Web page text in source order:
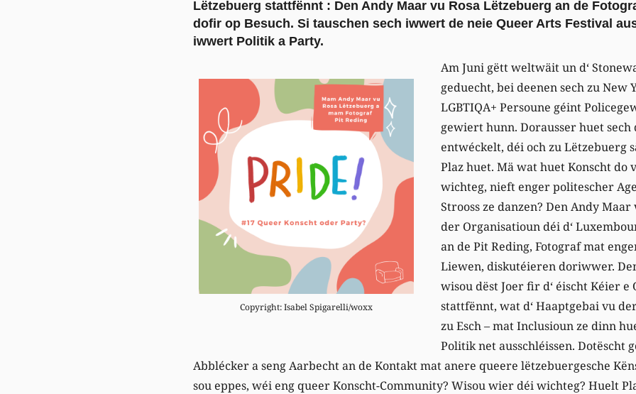
Lëtzebuerg stattfënnt : Den Andy Maar vu Rosa Lëtzebuerg an de
dofir op Besuch. Si tauschen sech iwwert de neie Queer Arts Festival
iwwert Politik a Party.
Copyright: Isabel Spigarelli/woxx
Am Juni gëtt weltwäit un d‘
geduecht, bei deenen sech zu New
LGBTIQA+ Persoune géint
gewiert hunn. Dorausser huet sech
entwéckelt, déi och zu Lëtzebuerg
Plaz huet. Mä wat huet Konscht do
wichteg, nieft enger politescher
Strooss ze danzen? Den Andy Maar
der Organisatioun déi d‘
an de Pit Reding, Fotograf mat
Liewen, diskutéieren doriwwer.
wisou dëst Joer fir d‘ éischt Kéier e
stattfënnt, wat d‘ Haaptgebai vu
zu Esch – mat Inclusioun ze dinn
Politik net ausschléissen. Dotëscht
Abblécker a seng Aarbecht an de Kontakt mat anere queere lëtzebuergesche
sou eppes, wéi eng queer Konscht-Community? Wisou wier déi wichteg? Huelt